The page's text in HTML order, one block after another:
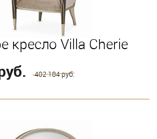
кресло Villa Cherie
402 184 руб.